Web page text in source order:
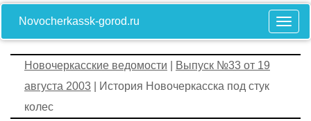
Novocherkassk-gorod.ru
Новочеркасские ведомости
Выпуск №33 от 19
августа 2003 | История Новочеркасска под стук
колес